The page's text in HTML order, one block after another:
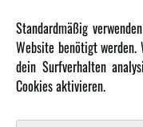
Amewi Construction -
Malinos - Die kreative
Werden Sie Amewi Händler
Standardmäßig
Website benötigt werden.
dein Surfverhalten
Cookies aktivieren.